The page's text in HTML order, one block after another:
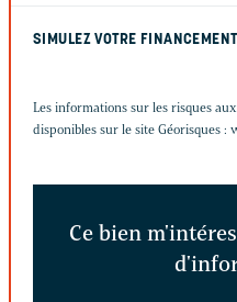
SIMULEZ VOTRE FINANCEMENT
Les informations sur les risques
disponibles sur le site Géorisques :
Ce bien